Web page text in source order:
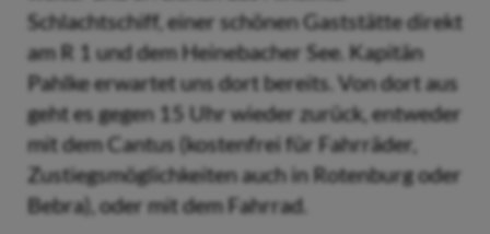
Schlachtschiff, einer schönen Gaststätte direkt
am R 1 und dem Heinebacher See. Kapitän
Pahlke erwartet uns dort bereits. Von dort aus
geht es gegen 15 Uhr wieder zurück, entweder
mit dem Cantus (kostenfrei für Fahrräder,
Zustiegsmöglichkeiten auch in Rotenburg oder
Bebra), oder mit dem Fahrrad.